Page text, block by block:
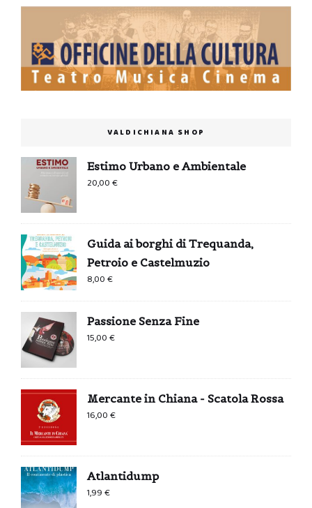
VALDICHIANA SHOP
Estimo Urbano e Ambientale
20,00€
Guida ai borghi di Trequanda,
Petroio e Castelmuzio
8,00€
Passione Senza Fine
15,00€
Mercante in Chiana - Scatola Rossa
16,00€
Atlantidump
1,99€